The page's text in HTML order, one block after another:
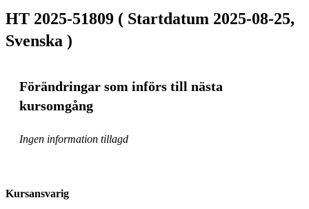
HT 2025-51809 ( Startdatum 2025-08-25,
Svenska )
Förändringar som införs till nästa
kursomgång
Ingen information tillagd
Kursansvarig